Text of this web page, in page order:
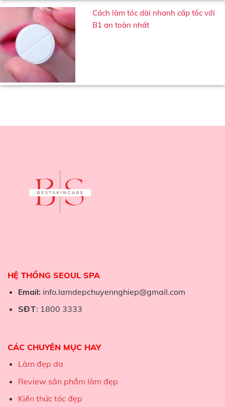
Cách làm tóc dài nhanh cấp tốc với
B1 an toàn nhất
HỆ THỐNG SEOUL SPA
Email: info.lamdepchuyennghiep@gmail.com
SĐT: 1800 3333
CÁC CHUYÊN MỤC HAY
Làm đẹp da
Review sản phẩm làm đẹp
Kiến thức tóc đẹp